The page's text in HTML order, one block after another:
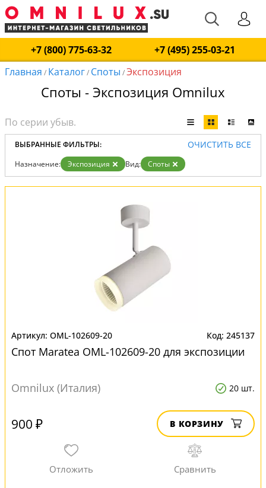
+7 (800) 775-63-32
+7 (495) 255-03-21
Главная / Каталог/ Споты /Экспозиция
Споты - Экспозиция Omnilux
ВЫБРАННЫЕ ФИЛЬТРЫ: ОЧИСТИТЬ ВСЕ
Назначение: Экспозиция Вид: Споты
OML-102609-20 245137
Спот Maratea OML-102609-20 для экспозиции
Omnilux (Италия) 20 шт.
900 ₽ В КОРЗИНУ